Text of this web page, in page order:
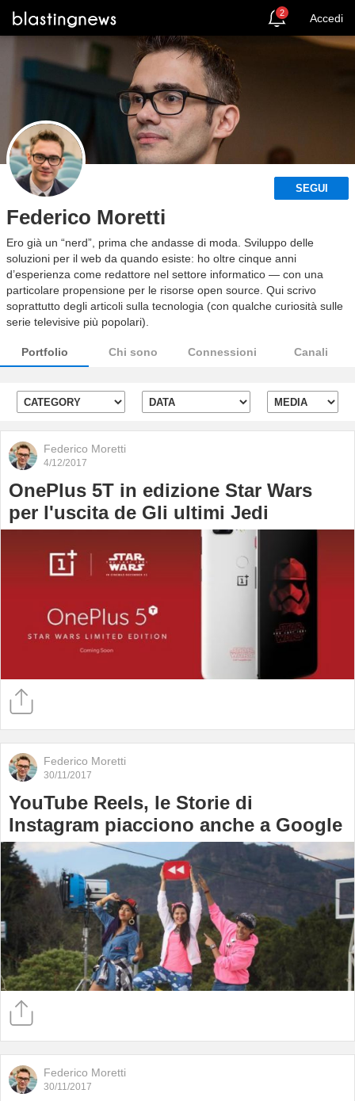
2 Accedi
SEGUI
Federico Moretti
Ero già un “nerd”, prima che andasse di moda. Sviluppo delle
soluzioni per il web da quando esiste: ho oltre cinque anni
d’esperienza come redattore nel settore informatico — con una
particolare propensione per le risorse open source. Qui scrivo
soprattutto degli articoli sulla tecnologia (con qualche curiosità sulle
serie televisive più popolari).
Portfolio Chi sono Connessioni Canali
Federico Moretti
4/12/2017
OnePlus 5T in edizione Star Wars
per l'uscita de Gli ultimi Jedi
Federico Moretti
30/11/2017
YouTube Reels, le Storie di
Instagram piacciono anche a Google
Federico Moretti
30/11/2017